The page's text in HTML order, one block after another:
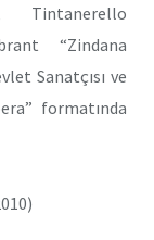
Tintanerello
“Zindana
Sanatçısı ve
formatında